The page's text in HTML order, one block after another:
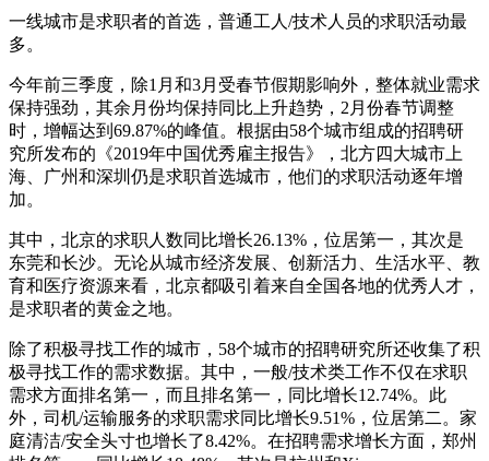
一线城市是求职者的首选，普通工人/技术人员的求职活动最
多。
今年前三季度，除1月和3月受春节假期影响外，整体就业需求
保持强劲，其余月份均保持同比上升趋势，2月份春节调整
时，增幅达到69.87%的峰值。根据由58个城市组成的招聘研
究所发布的《2019年中国优秀雇主报告》，北方四大城市上
海、广州和深圳仍是求职首选城市，他们的求职活动逐年增
加。
其中，北京的求职人数同比增长26.13%，位居第一，其次是
东莞和长沙。无论从城市经济发展、创新活力、生活水平、教
育和医疗资源来看，北京都吸引着来自全国各地的优秀人才，
是求职者的黄金之地。
除了积极寻找工作的城市，58个城市的招聘研究所还收集了积
极寻找工作的需求数据。其中，一般/技术类工作不仅在求职
需求方面排名第一，而且排名第一，同比增长12.74%。此
外，司机/运输服务的求职需求同比增长9.51%，位居第二。家
庭清洁/安全头寸也增长了8.42%。在招聘需求增长方面，郑州